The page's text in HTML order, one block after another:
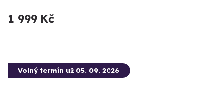
1 999 Kč
Volný termín už 05. 09. 2026